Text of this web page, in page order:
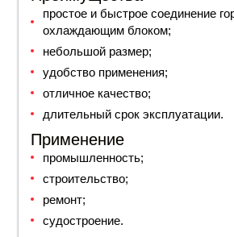
простое и быстрое соединение
охлаждающим блоком;
небольшой размер;
удобство применения;
отличное качество;
длительный срок эксплуатации.
Применение
промышленность;
строительство;
ремонт;
судостроение.